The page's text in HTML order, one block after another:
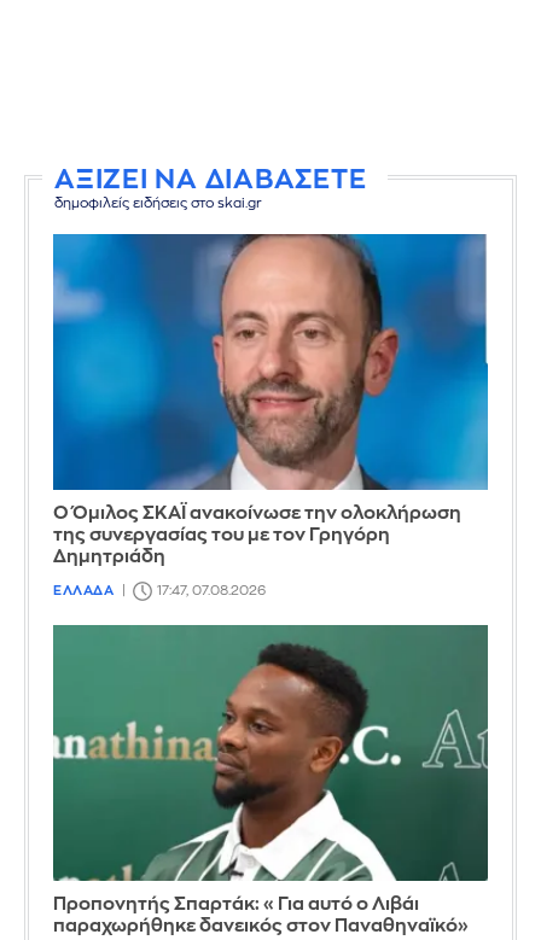
ΑΞΙΖΕΙ ΝΑ ΔΙΑΒΑΣΕΤΕ
δημοφιλείς ειδήσεις στο skai.gr
Ο Όμιλος ΣΚΑΪ ανακοίνωσε την ολοκλήρωση
της συνεργασίας του με τον Γρηγόρη
Δημητριάδη
ΕΛΛΑΔΑ 17:47, 07.08.2026
Προπονητής Σπαρτάκ: «Για αυτό ο Λιβάι
παραχωρήθηκε δανεικός στον Παναθηναϊκό»